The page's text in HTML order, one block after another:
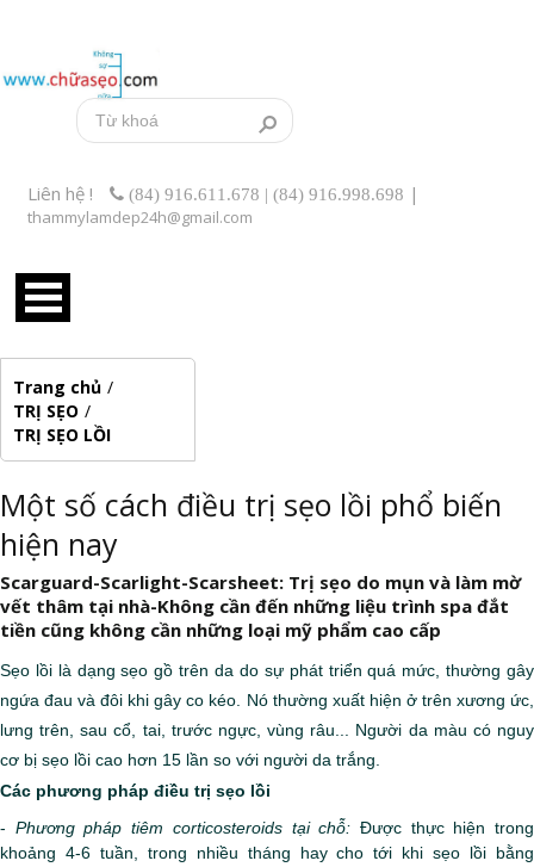
Liên hệ ! (84) 916.611.678 | (84) 916.998.698 |
thammylamdep24h@gmail.com
Trang chủ /
TRỊ SẸO /
TRỊ SẸO LỒI
Một số cách điều trị sẹo lồi phổ biến
hiện nay
Scarguard-Scarlight-Scarsheet: Trị sẹo do mụn và làm mờ
vết thâm tại nhà-Không cần đến những liệu trình spa đắt
tiền cũng không cần những loại mỹ phẩm cao cấp
Sẹo lồi là dạng sẹo gồ trên da do sự phát triển quá mức, thường gây
ngứa đau và đôi khi gây co kéo. Nó thường xuất hiện ở trên xương ức,
lưng trên, sau cổ, tai, trước ngực, vùng râu... Người da màu có nguy
cơ bị sẹo lồi cao hơn 15 lần so với người da trắng.
Các phương pháp điều trị sẹo lồi
- Phương pháp tiêm corticosteroids tại chỗ: Được thực hiện trong
khoảng 4-6 tuần, trong nhiều tháng hay cho tới khi sẹo lồi bằng